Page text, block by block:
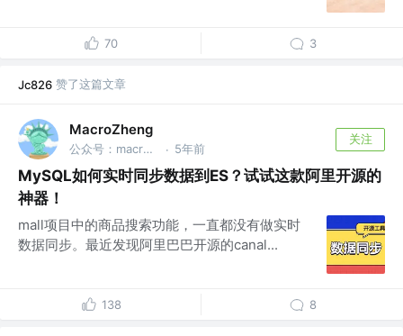
70 3
Jc826 赞了这篇文章
MacroZheng
公众号：macrozheng · 5年前
关注
MySQL如何实时同步数据到ES？试试这款阿里开源的
神器！
mall项目中的商品搜索功能，一直都没有做实时
数据同步。最近发现阿里巴巴开源的canal...
138 8